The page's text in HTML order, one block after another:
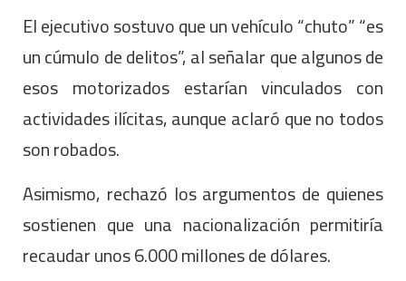
El ejecutivo sostuvo que un vehículo “chuto” “es
un cúmulo de delitos”, al señalar que algunos de
esos motorizados estarían vinculados con
actividades ilícitas, aunque aclaró que no todos
son robados.
Asimismo, rechazó los argumentos de quienes
sostienen que una nacionalización permitiría
recaudar unos 6.000 millones de dólares.